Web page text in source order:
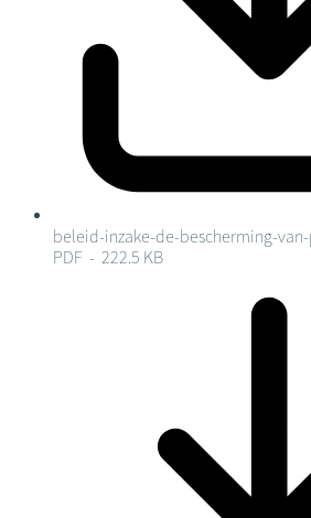
beleid-inzake-de-bescherming-
PDF - 222.5 KB